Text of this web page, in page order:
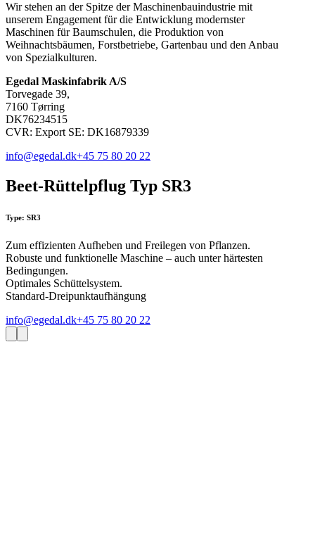
Wir stehen an der Spitze der Maschinenbauindustrie mit
unserem Engagement für die Entwicklung modernster
Maschinen für Baumschulen, die Produktion von
Weihnachtsbäumen, Forstbetriebe, Gartenbau und den Anbau
von Spezialkulturen.
Egedal Maskinfabrik A/S
Torvegade 39,
7160 Tørring
DK76234515
CVR: Export SE: DK16879339
info@egedal.dk+45 75 80 20 22
Beet-Rüttelpflug Typ SR3
Type: SR3
Zum effizienten Aufheben und Freilegen von Pflanzen.
Robuste und funktionelle Maschine – auch unter härtesten
Bedingungen.
Optimales Schüttelsystem.
Standard-Dreipunktaufhängung
info@egedal.dk+45 75 80 20 22